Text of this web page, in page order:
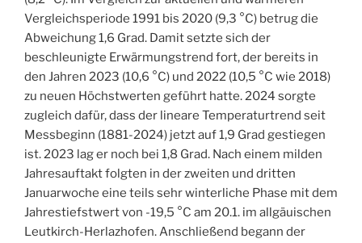
Vergleichsperiode 1991 bis 2020 (9,3 °C) betrug die
Abweichung 1,6 Grad. Damit setzte sich der
beschleunigte Erwärmungstrend fort, der bereits in
den Jahren 2023 (10,6 °C) und 2022 (10,5 °C wie 2018)
zu neuen Höchstwerten geführt hatte. 2024 sorgte
zugleich dafür, dass der lineare Temperaturtrend seit
Messbeginn (1881-2024) jetzt auf 1,9 Grad gestiegen
ist. 2023 lag er noch bei 1,8 Grad. Nach einem milden
Jahresauftakt folgten in der zweiten und dritten
Januarwoche eine teils sehr winterliche Phase mit dem
Jahrestiefstwert von -19,5 °C am 20.1. im allgäuischen
Leutkirch-Herlazhofen. Anschließend begann der